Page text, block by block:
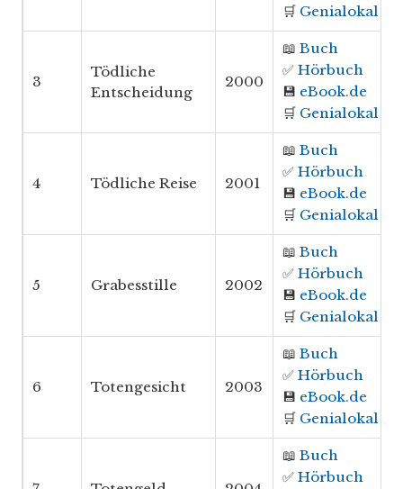
🛒 Genialokal
3
Tödliche
Entscheidung
2000
📖 Buch
✅ Hörbuch
💾 eBook.de
🛒 Genialokal
4 Tödliche Reise 2001
📖 Buch
✅ Hörbuch
💾 eBook.de
🛒 Genialokal
5 Grabesstille 2002
📖 Buch
✅ Hörbuch
💾 eBook.de
🛒 Genialokal
6 Totengesicht 2003
📖 Buch
✅ Hörbuch
💾 eBook.de
🛒 Genialokal
📖 Buch
✅ Hörbuch